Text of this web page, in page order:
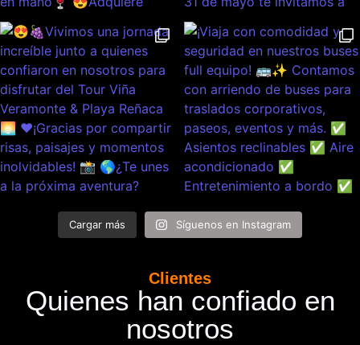
Cargar más Síguenos en Instagram
Clientes
Quienes han confiado en
nosotros